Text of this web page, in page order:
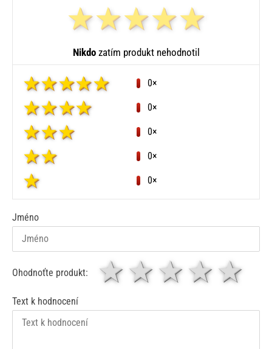
Nikdozatím produkt nehodnotil
0×
0×
0×
0×
0×
Jméno
Ohodnoťte produkt: 4
3
2 hvězdy
1 hvězda
Text k hodnocení